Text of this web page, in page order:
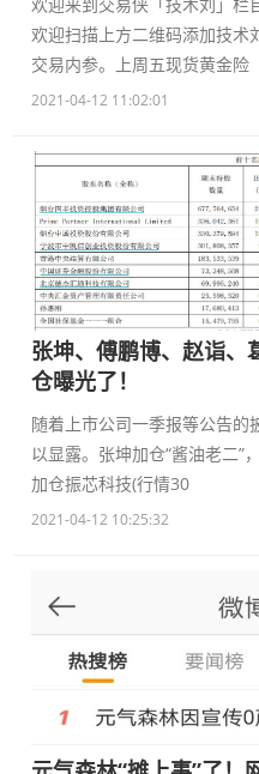
欢迎扫描上方二维码添加技术
交易内参。上周五现货黄金险
2021-04-12 11:02:01
张坤、傅鹏博、赵诣
仓曝光了！
随着上市公司一季报等公告的
以显露。张坤加仓“酱油老二”
加仓振芯科技(行情30
2021-04-12 10:25:32